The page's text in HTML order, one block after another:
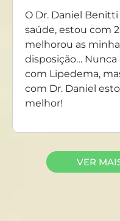
O Dr. Daniel
saúde, estou com
melhorou as
disposição…
com Lipedema,
com Dr. Daniel
melhor!
VER